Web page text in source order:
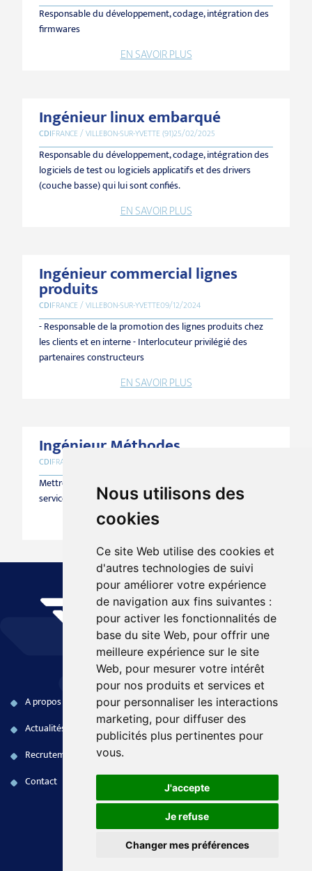
Nous utilisons des
cookies
Ce site Web utilise des cookies et
d'autres technologies de suivi
pour améliorer votre expérience
de navigation aux fins suivantes :
pour activer les fonctionnalités de
base du site Web, pour offrir une
meilleure expérience sur le site
Web, pour mesurer votre intérêt
pour nos produits et services et
pour personnaliser les interactions
marketing, pour diffuser des
publicités plus pertinentes pour
vous.
J'accepte
Je refuse
Changer mes préférences
Responsable du développement, codage, intégration des
firmwares
EN SAVOIR PLUS
Ingénieur linux embarqué
CDIFRANCE / VILLEBON-SUR-YVETTE (91)25/02/2025
Responsable du développement, codage, intégration des
logiciels de test ou logiciels applicatifs et des drivers
(couche basse) qui lui sont confiés.
EN SAVOIR PLUS
Ingénieur commercial lignes
produits
CDIFRANCE / VILLEBON-SUR-YVETTE09/12/2024
- Responsable de la promotion des lignes produits chez
les clients et en interne - Interlocuteur privilégié des
partenaires constructeurs
EN SAVOIR PLUS
Ingénieur Méthodes
CDIFRANCE / VILLEBON-SUR-YVETTE
Mettre en place les outils et les méthodes au sein du
service production
EN SAVOIR PLUS
A propos
Actualités
Recrutement
Contact
Produits COTS
Systèmes embarqués
Electronique FPGA
Services aux opérations
Naval
Terrestre
Civil
MENTIONS LÉGALES
POLITIQUE DE CONFIDENTIALITÉ